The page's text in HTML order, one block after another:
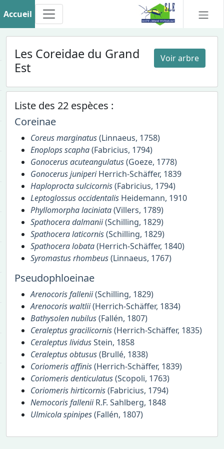
Accueil
Voir arbre
Les Coreidae du Grand
Est
Liste des 22 espèces :
Coreinae
Coreus marginatus(Linnaeus, 1758)
Enoplops scapha(Fabricius, 1794)
Gonocerus acuteangulatus(Goeze, 1778)
Gonocerus juniperiHerrich-Schäffer, 1839
Haploprocta sulcicornis(Fabricius, 1794)
Leptoglossus occidentalis Heidemann, 1910
Phyllomorpha laciniata(Villers, 1789)
Spathocera dalmanii(Schilling, 1829)
Spathocera laticornis(Schilling, 1829)
Spathocera lobata(Herrich-Schäffer, 1840)
Syromastus rhombeus(Linnaeus, 1767)
Pseudophloeinae
Arenocoris fallenii(Schilling, 1829)
Arenocoris waltlii(Herrich-Schäffer, 1834)
Bathysolen nubilus(Fallén, 1807)
Ceraleptus gracilicornis(Herrich-Schäffer, 1835)
Ceraleptus lividusStein, 1858
Ceraleptus obtusus(Brullé, 1838)
Coriomeris affinis(Herrich-Schäffer, 1839)
Coriomeris denticulatus(Scopoli, 1763)
Coriomeris hirticornis(Fabricius, 1794)
Nemocoris falleniiR.F. Sahlberg, 1848
Ulmicola spinipes(Fallén, 1807)